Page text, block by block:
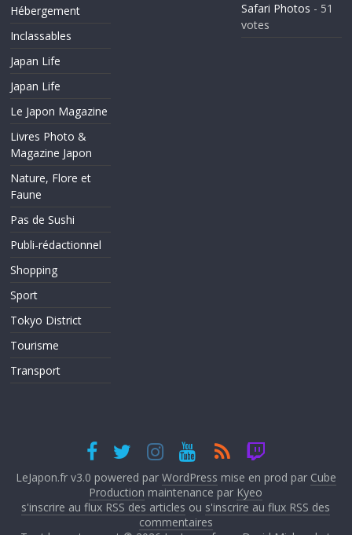
Hébergement
Inclassables
Japan Life
Japan Life
Le Japon Magazine
Livres Photo &
Magazine Japon
Nature, Flore et
Faune
Pas de Sushi
Publi-rédactionnel
Shopping
Sport
Tokyo District
Tourisme
Transport
Safari Photos - 51
votes
LeJapon.fr v3.0 powered par WordPress mise en prod par Cube
Production maintenance par Kyeo
s'inscrire au flux RSS des articles ou s'inscrire au flux RSS des
commentaires